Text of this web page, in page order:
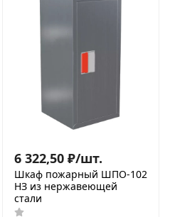
6 322,50 ₽/шт.
Шкаф пожарный ШПО-102
НЗ из нержавеющей
стали